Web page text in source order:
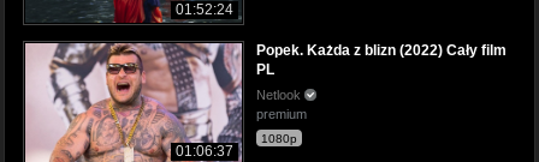
01:52:24
01:06:37
Popek. Każda z blizn (2022) Cały film
PL
Netlook
premium
1080p